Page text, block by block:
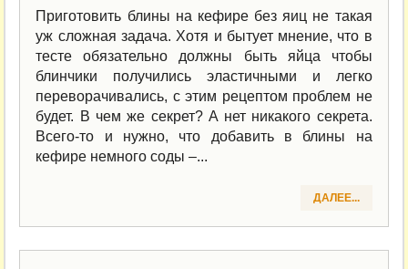
Приготовить блины на кефире без яиц не такая
уж сложная задача. Хотя и бытует мнение, что в
тесте обязательно должны быть яйца чтобы
блинчики получились эластичными и легко
переворачивались, с этим рецептом проблем не
будет. В чем же секрет? А нет никакого секрета.
Всего-то и нужно, что добавить в блины на
кефире немного соды –...
ДАЛЕЕ...